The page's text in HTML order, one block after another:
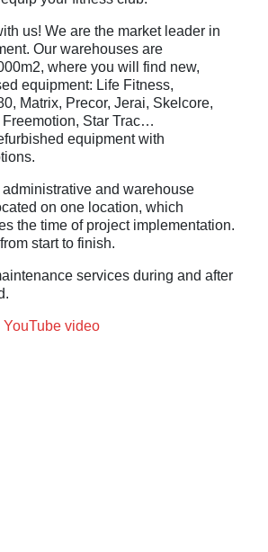
us! We are the market leader in
Our warehouses are
where you will find new,
equipment: Life Fitness,
Matrix, Precor, Jerai, Skelcore,
Freemotion, Star Trac…
equipment with
and warehouse
on one location, which
the time of project implementation.
start to finish.
services during and after
YouTube video